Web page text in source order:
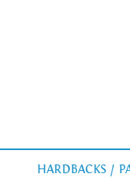
HARDBACKS /